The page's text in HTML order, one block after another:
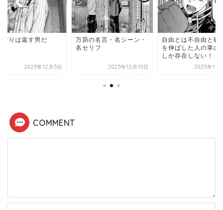
借りは返す男だ
2025年12月5日
万昴の名言・名シーン・
名セリフ
2025年12月10日
自由とは不自由と戦
を伸ばした人の掌の
しか存在しない！
2025年11
COMMENT